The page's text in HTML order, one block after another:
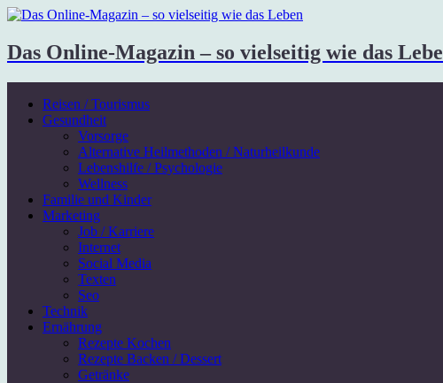
Das Online-Magazin – so vielseitig wie das
Reisen / Tourismus
Gesundheit
Vorsorge
Alternative Heilmethoden / Naturheilkunde
Lebenshilfe / Psychologie
Wellness
Familie und Kinder
Marketing
Job / Karriere
Internet
Social Media
Texten
Seo
Technik
Ernährung
Rezepte Kochen
Rezepte Backen / Dessert
Getränke